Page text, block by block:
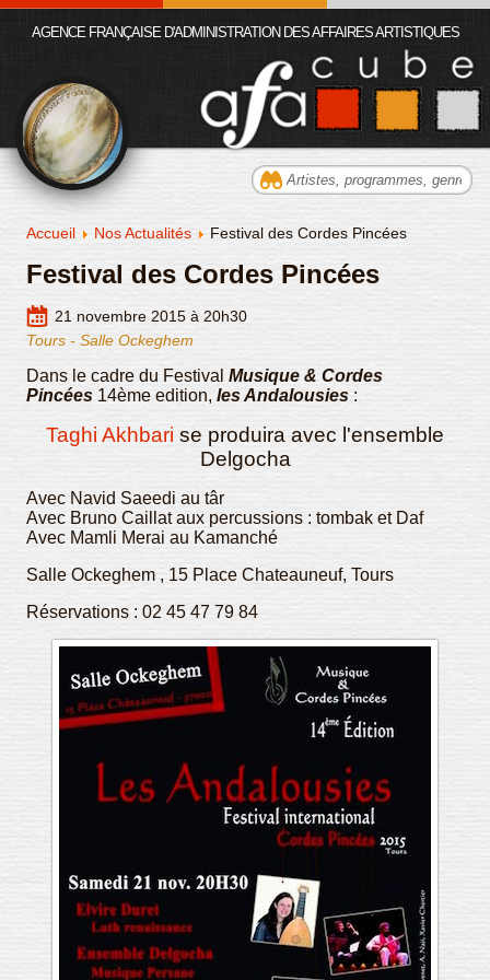
Accueil Nos Actualités Festival des Cordes Pincées
Festival des Cordes Pincées
21 novembre 2015 à 20h30
Tours - Salle Ockeghem
Dans le cadre du Festival Musique & Cordes
Pincées 14ème edition, les Andalousies :
Taghi Akhbari se produira avec l'ensemble
Delgocha
Avec Navid Saeedi au târ
Avec Bruno Caillat aux percussions : tombak et Daf
Avec Mamli Merai au Kamanché
Salle Ockeghem , 15 Place Chateauneuf, Tours
Réservations : 02 45 47 79 84
AGENCE FRANÇAISE D'ADMINISTRATION DES AFFAIRES ARTISTIQUES